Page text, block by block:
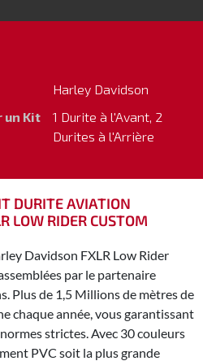
Harley Davidson
un Kit
1 Durite à l'Avant, 2
Durites à l'Arrière
DURITE AVIATION
LOW RIDER CUSTOM
Davidson FXLR Low Rider
par le partenaire
Plus de 1,5 Millions de mètres de
chaque année, vous garantissant
strictes. Avec 30 couleurs
PVC soit la plus grande